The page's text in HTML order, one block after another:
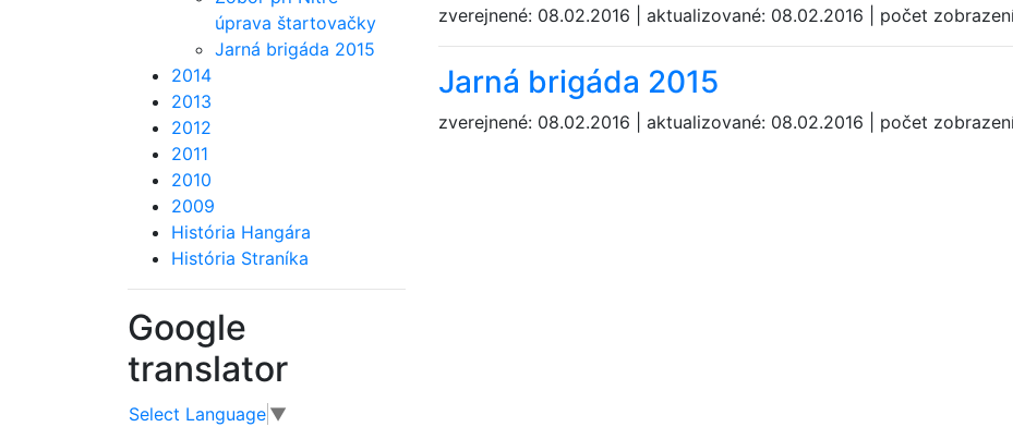
zverejnené: 08.02.2016 | aktualizované: 08.02.2016 | počet
Jarná brigáda 2015
zverejnené: 08.02.2016 | aktualizované: 08.02.2016 | počet
úprava štartovačky
Jarná brigáda 2015
2014
2013
2012
2011
2010
2009
História Hangára
História Straníka
Google
translator
Select Language ▼